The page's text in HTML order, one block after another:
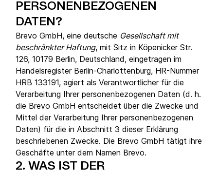
PERSONENBEZOGENEN
DATEN?
Brevo GmbH, eine deutsche Gesellschaft mit
beschränkter Haftung, mit Sitz in Köpenicker Str.
126, 10179 Berlin, Deutschland, eingetragen im
Handelsregister Berlin-Charlottenburg, HR-Nummer
HRB 133191, agiert als Verantwortlicher für die
Verarbeitung Ihrer personenbezogenen Daten (d. h.
die Brevo GmbH entscheidet über die Zwecke und
Mittel der Verarbeitung Ihrer personenbezogenen
Daten) für die in Abschnitt 3 dieser Erklärung
beschriebenen Zwecke. Die Brevo GmbH tätigt ihre
Geschäfte unter dem Namen Brevo.
2. WAS IST DER